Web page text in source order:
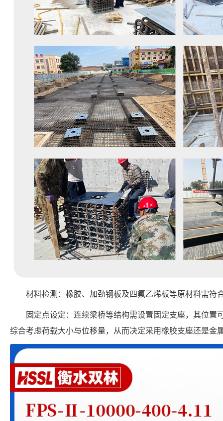
材料检测：橡胶、加劲钢板及四氟乙烯板等原材料需符
固定点设定：连续梁桥等结构需设置固定支座，其位置
综合考虑荷载大小与位移量，从而决定采用橡胶支座还是金